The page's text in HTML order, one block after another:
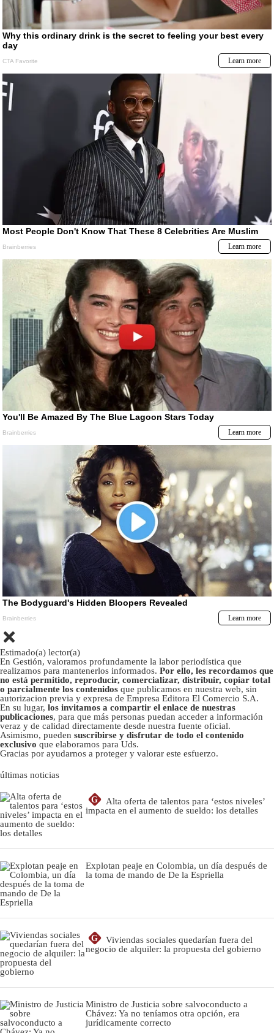
Estimado(a) lector(a)
En Gestión, valoramos profundamente la labor periodística que
realizamos para mantenerlos informados. Por ello, les recordamos que
no está permitido, reproducir, comercializar, distribuir, copiar total
o parcialmente los contenidos que publicamos en nuestra web, sin
autorizacion previa y expresa de Empresa Editora El Comercio S.A.
En su lugar, los invitamos a compartir el enlace de nuestras
publicaciones, para que más personas puedan acceder a información
veraz y de calidad directamente desde nuestra fuente oficial.
Asimismo, pueden suscribirse y disfrutar de todo el contenido
exclusivo que elaboramos para Uds.
Gracias por ayudarnos a proteger y valorar este esfuerzo.
últimas noticias
G
Alta oferta de talentos para ‘estos niveles’
impacta en el aumento de sueldo: los detalles
Explotan peaje en Colombia, un día después de
la toma de mando de De la Espriella
G
Viviendas sociales quedarían fuera del
negocio de alquiler: la propuesta del gobierno
Ministro de Justicia sobre salvoconducto a
Chávez: Ya no teníamos otra opción, era
jurídicamente correcto